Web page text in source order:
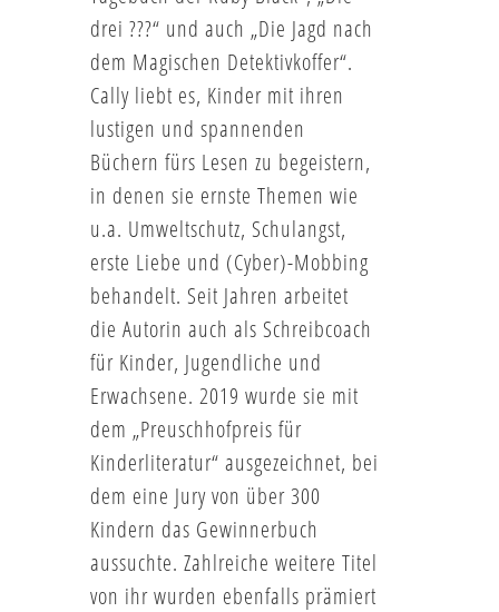
drei ???“ und auch „Die Jagd nach
dem Magischen Detektivkoffer“.
Cally liebt es, Kinder mit ihren
lustigen und spannenden
Büchern fürs Lesen zu begeistern,
in denen sie ernste Themen wie
u.a. Umweltschutz, Schulangst,
erste Liebe und (Cyber)-Mobbing
behandelt. Seit Jahren arbeitet
die Autorin auch als Schreibcoach
für Kinder, Jugendliche und
Erwachsene. 2019 wurde sie mit
dem „Preuschhofpreis für
Kinderliteratur“ ausgezeichnet, bei
dem eine Jury von über 300
Kindern das Gewinnerbuch
aussuchte. Zahlreiche weitere Titel
von ihr wurden ebenfalls prämiert